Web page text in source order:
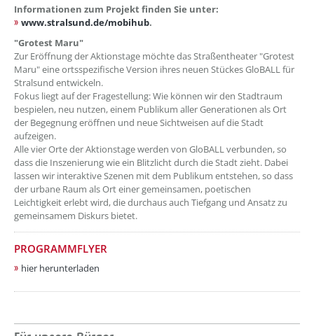
Informationen zum Projekt finden Sie unter:
www.stralsund.de/mobihub.
"Grotest Maru"
Zur Eröffnung der Aktionstage möchte das Straßentheater "Grotest
Maru" eine ortsspezifische Version ihres neuen Stückes GloBALL für
Stralsund entwickeln.
Fokus liegt auf der Fragestellung: Wie können wir den Stadtraum
bespielen, neu nutzen, einem Publikum aller Generationen als Ort
der Begegnung eröffnen und neue Sichtweisen auf die Stadt
aufzeigen.
Alle vier Orte der Aktionstage werden von GloBALL verbunden, so
dass die Inszenierung wie ein Blitzlicht durch die Stadt zieht. Dabei
lassen wir interaktive Szenen mit dem Publikum entstehen, so dass
der urbane Raum als Ort einer gemeinsamen, poetischen
Leichtigkeit erlebt wird, die durchaus auch Tiefgang und Ansatz zu
gemeinsamem Diskurs bietet.
PROGRAMMFLYER
hier herunterladen